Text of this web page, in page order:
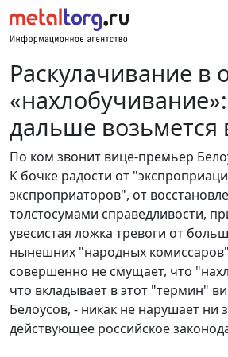
Раскулачивание в
«нахлобучивание»:
дальше возьмется
По ком звонит вице-премьер
К бочке радости от
экспроприаторов", от
толстосумами справедливости,
увесистая ложка тревоги от
нынешних "народных
совершенно не смущает, что
что вкладывает в этот "термин"
Белоусов, - никак не нарушает ни
действующее российское